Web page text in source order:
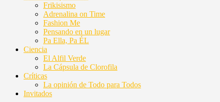
Frikisismo
Adrenalina on Time
Fashion Me
Pensando en un lugar
Pa Ella, Pa ÉL
Ciencia
El Alfil Verde
La Cápsula de Clorofila
Críticas
La opinión de Todo para Todos
Invitados